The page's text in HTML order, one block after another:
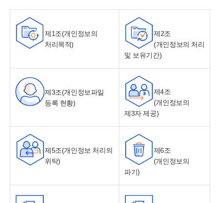
제1조(개인정보의
처리목적)
제2조
(개인정보의 처리
및 보유기간)
제3조(개인정보파일
등록 현황)
제4조
(개인정보의
제3자 제공)
제5조(개인정보 처리의
위탁)
제6조
(개인정보의
파기)